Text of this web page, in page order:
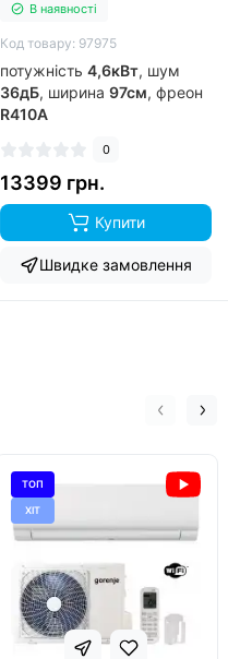
В наявності
Код товару: 97975
потужність 4,6кВт, шум
36дБ, ширина 97см, фреон
R410A
0
13399 грн.
Купити
Швидке замовлення
ТОП
ХІТ